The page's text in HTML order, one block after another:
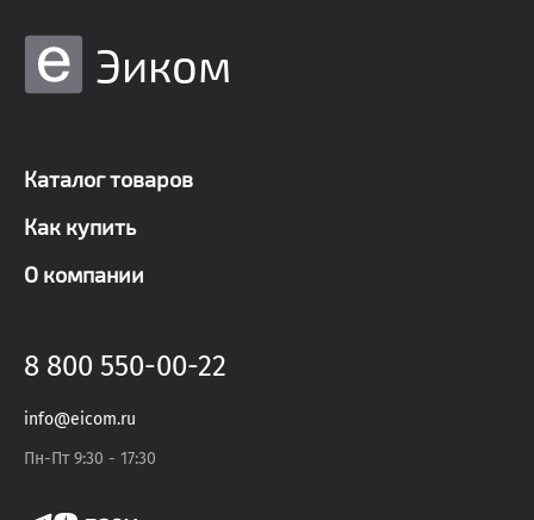
Эиком
Каталог товаров
Как купить
О компании
8 800 550-00-22
info@eicom.ru
Пн-Пт 9:30 - 17:30